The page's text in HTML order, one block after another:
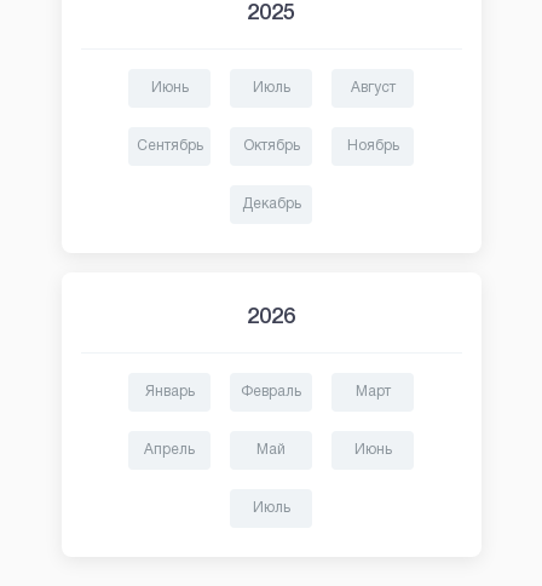
2025
Июнь Июль Август
Сентябрь Октябрь Ноябрь
Декабрь
2026
Январь Февраль Март
Апрель Май Июнь
Июль